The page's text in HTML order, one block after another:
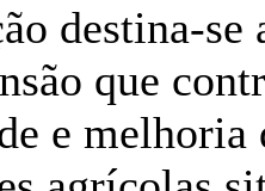
destina-
que
e